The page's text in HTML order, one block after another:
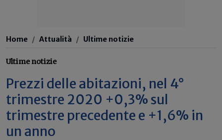
Home Attualità Ultime notizie
Ultime notizie
Prezzi delle abitazioni, nel 4°
trimestre 2020 +0,3% sul
trimestre precedente e +1,6% in
un anno